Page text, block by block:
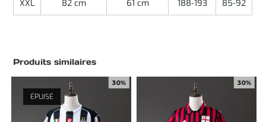
XXL 82 cm 61 cm 188-193 85-92
Produits similaires
30%
ÉPUISÉ
30%